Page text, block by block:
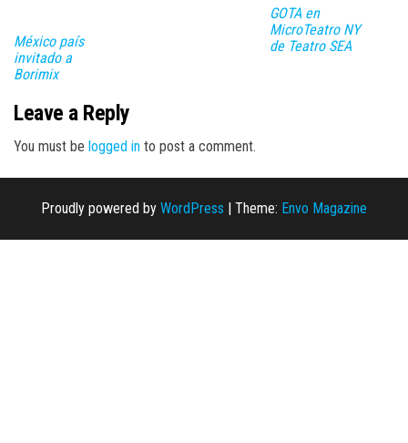
México país
invitado a
Borimix
GOTA en
MicroTeatro NY
de Teatro SEA
Leave a Reply
You must be logged in to post a comment.
Proudly powered by WordPress | Theme: Envo Magazine